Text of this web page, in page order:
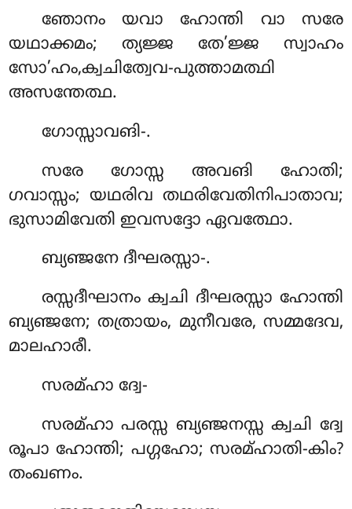
ഞോനം യവാ ഹോന്തി വാ സരേ
യഥാക്കമം; ത്യജ്ജ തേ’ജ്ജ സ്വാഹം
സോ’ഹം,ക്വചിത്വേവ-പുത്താമത്ഥി
അസന്തേത്ഥ.
ഗോസ്സാവങി-.
സരേ ഗോസ്സ അവങി ഹോതി;
ഗവാസ്സം; യഥരിവ തഥരിവേതിനിപാതാവ;
ഭുസാമിവേതി ഇവസദ്ദോ ഏവത്ഥോ.
ബ്യഞ്ജനേ ദീഘരസ്സാ-.
രസ്സദീഘാനം ക്വചി ദീഘരസ്സാ ഹോന്തി
ബ്യഞ്ജനേ; തത്രായം, മുനീവരേ, സമ്മദേവ,
മാലഹാരീ.
സരമ്ഹാ ദ്വേ-
സരമ്ഹാ പരസ്സ ബ്യഞ്ജനസ്സ ക്വചി ദ്വേ
രൂപാ ഹോന്തി; പഗ്ഗഹോ; സരമ്ഹാതി-കിം?
തംഖണം.